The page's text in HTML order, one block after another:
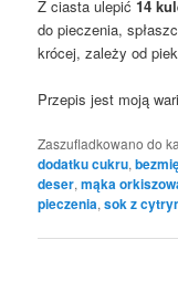
Z ciasta ulepić14
do pieczenia,
krócej, zależy od
Przepis jest moją
Zaszufladkowano do
dodatku cukru,
deser,mąka
pieczenia,sok z